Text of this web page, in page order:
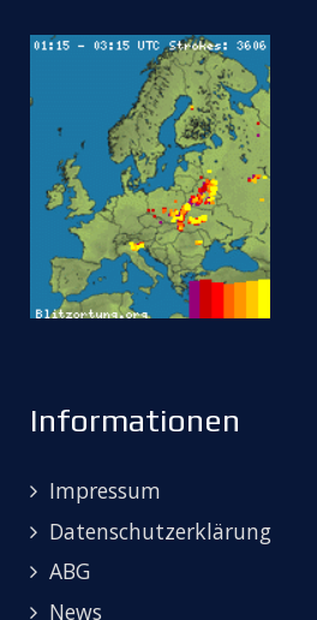
Informationen
Impressum
Datenschutzerklärung
ABG
News